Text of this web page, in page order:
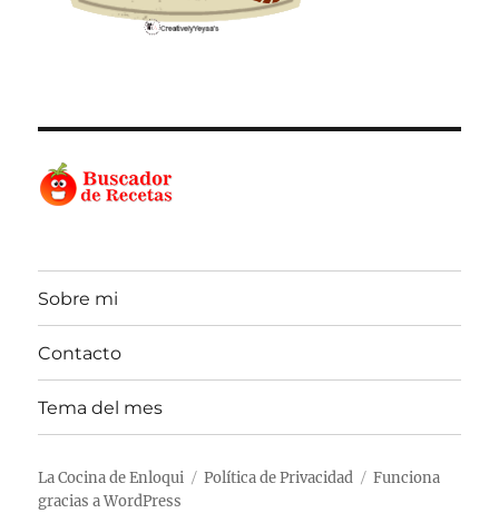
Sobre mi
Contacto
Tema del mes
La Cocina de Enloqui Política de Privacidad
Funciona
gracias a WordPress